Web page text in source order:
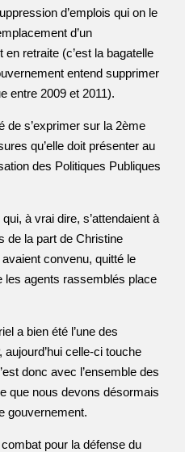
d’emplois qui on le
d’un
retraite (c’est la bagatelle
entend supprimer
entre 2009 et 2011).
de s’exprimer sur la 2ème
qu’elle doit présenter au
des Politiques Publiques
à vrai dire, s’attendaient à
de la part de Christine
convenu, quitté le
les agents rassemblés place
a bien été l’une des
celle-ci touche
donc avec l’ensemble des
que nous devons désormais
gouvernement.
pour la défense du